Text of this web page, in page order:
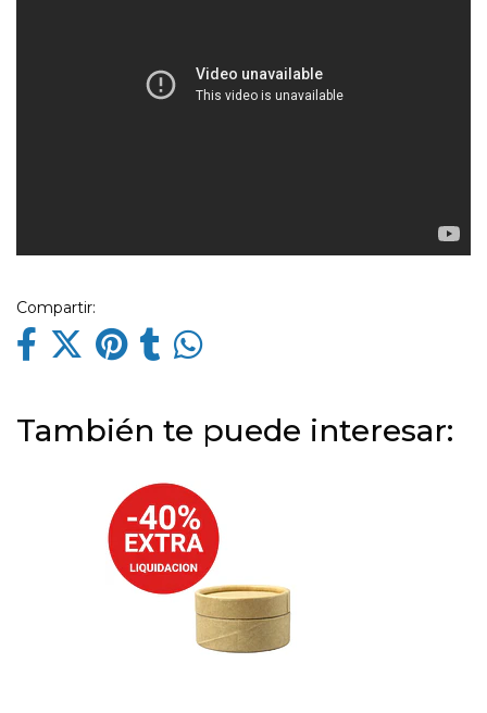
Compartir:
También te puede interesar: